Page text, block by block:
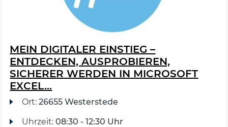
MEIN DIGITALER EINSTIEG –
ENTDECKEN, AUSPROBIEREN,
SICHERER WERDEN IN MICROSOFT
EXCEL...
Ort: 26655 Westerstede
Uhrzeit: 08:30 - 12:30 Uhr